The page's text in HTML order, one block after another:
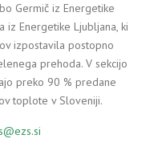
Germič iz Energetike
iz Energetike Ljubljana, ki
izpostavila postopno
prehoda. V sekcijo
preko 90 % predane
toplote v Sloveniji.